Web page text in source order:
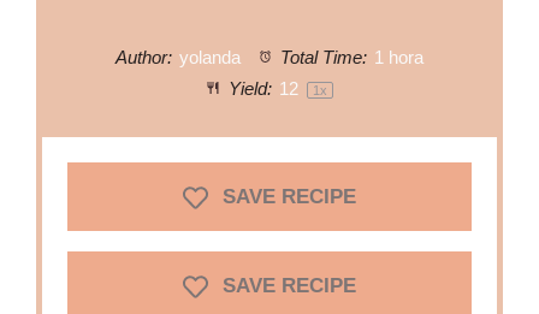
Author: yolanda Total Time: 1 hora
Yield: 12 1 x
SAVE RECIPE
SAVE RECIPE